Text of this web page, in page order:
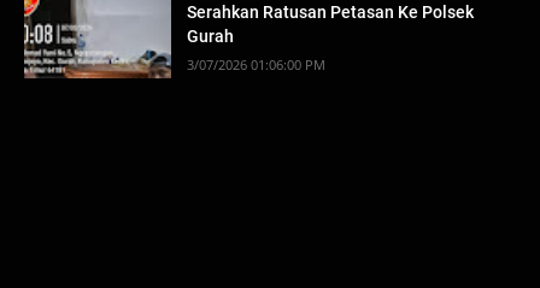
Serahkan Ratusan Petasan Ke Polsek
Gurah
3/07/2026 01:06:00 PM